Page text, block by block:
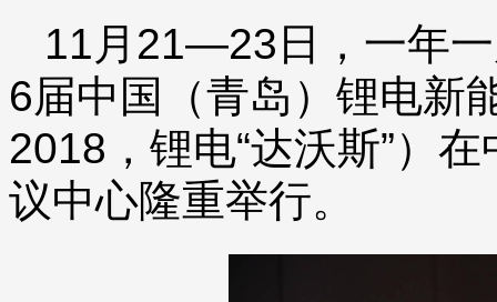
11月21—23日，一年
6届中国（青岛）锂电新
2018，锂电“达沃斯”）
议中心隆重举行。